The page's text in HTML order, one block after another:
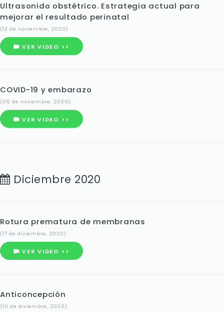
Ultrasonido obstétrico. Estrategia actual para
mejorar el resultado perinatal
(12 de noviembre, 2020)
VER VIDEO >>
COVID-19 y embarazo
(05 de noviembre, 2020)
VER VIDEO >>
Diciembre 2020
Rotura prematura de membranas
(17 de diciembre, 2020)
VER VIDEO >>
Anticoncepción
(10 de diciembre, 2020)